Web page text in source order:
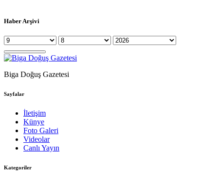
Haber Arşivi
Biga Doğuş Gazetesi
Sayfalar
İletişim
Künye
Foto Galeri
Videolar
Canlı Yayın
Kategoriler